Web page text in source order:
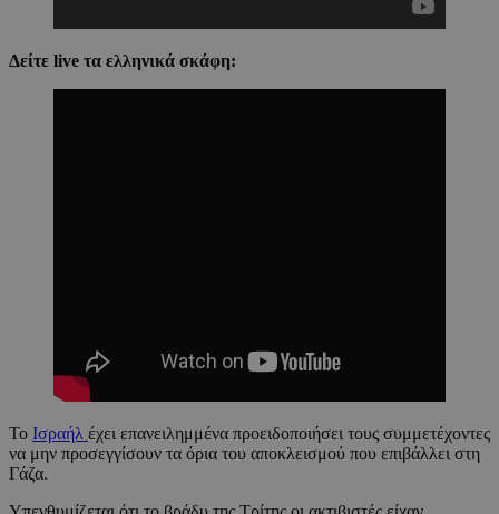
Δείτε live τα ελληνικά σκάφη:
Το Ισραήλ έχει επανειλημμένα προειδοποιήσει τους συμμετέχοντες
να μην προσεγγίσουν τα όρια του αποκλεισμού που επιβάλλει στη
Γάζα.